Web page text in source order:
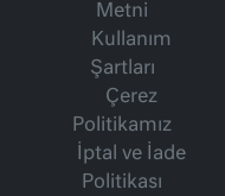
Metni
Kullanım
Şartları
Çerez
Politikamız
İptal ve İade
Politikası